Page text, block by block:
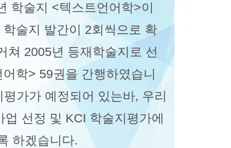
학술지 <텍스트언어학>이
술지 발간이 2회씩으로 확
쳐 2005년 등재학술지로 선
학> 59권을 간행하였습니
가가 예정되어 있는바, 우리
선정 및 KCI 학술지평가에
하겠습니다.